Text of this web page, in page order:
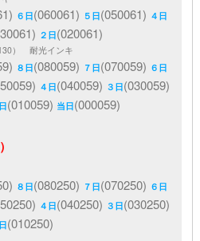
６日(060061) ５日(050061) ４日
２日(020061)
） 耐光インキ
８日(080059) ７日(070059) ６日
４日(040059) ３日(030059)
(010059) 当日(000059)
８日(080250) ７日(070250) ６日
４日(040250) ３日(030250)
(010250)